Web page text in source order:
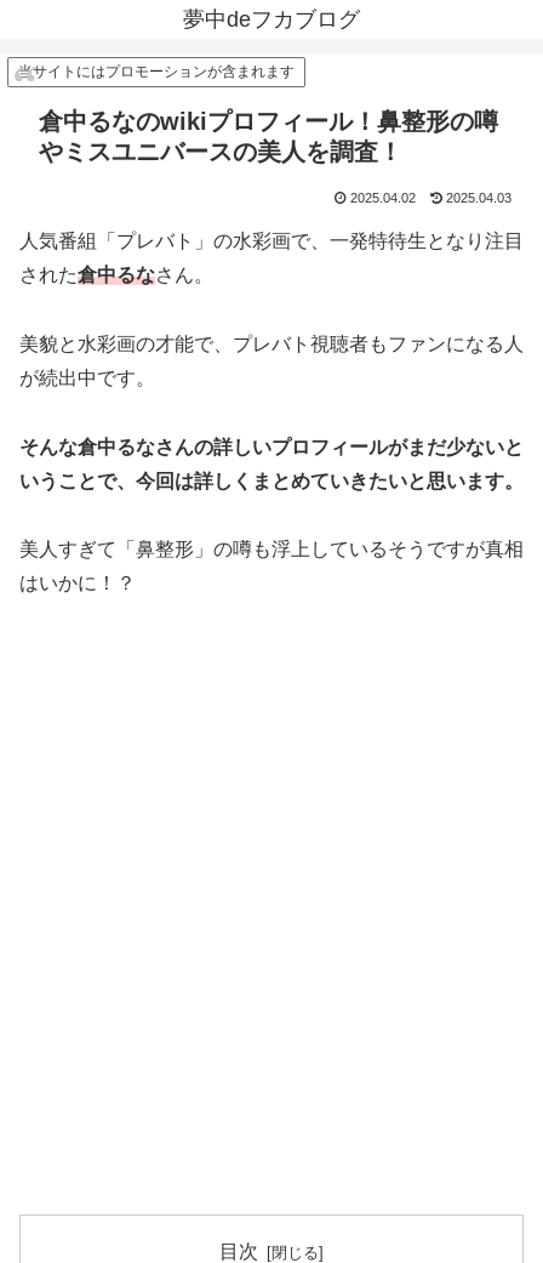
夢中deフカブログ
当サイトにはプロモーションが含まれます
倉中るなのwikiプロフィール！鼻整形の噂
やミスユニバースの美人を調査！
2025.04.02 2025.04.03
人気番組「プレバト」の水彩画で、一発特待生となり注目
された倉中るなさん。
美貌と水彩画の才能で、プレバト視聴者もファンになる人
が続出中です。
そんな倉中るなさんの詳しいプロフィールがまだ少ないと
いうことで、今回は詳しくまとめていきたいと思います。
美人すぎて「鼻整形」の噂も浮上しているそうですが真相
はいかに！？
目次